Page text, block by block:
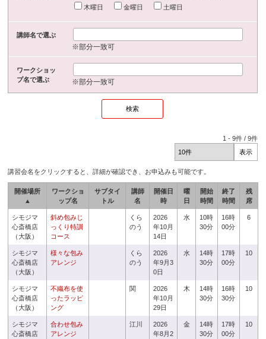
木曜日
金曜日 土曜日
講師名で選ぶ
※部分一致可
ワークショッ
プ名で選ぶ
※部分一致可
1 -9件 /9件
講習会名をクリックすると、詳細が確認でき、お申込みも可能です。
開催場所
▲
ワークショ
ップ名
サブタイ
トル
講師
名
開催日
時
曜
日
開始
時間
終了
時間
残
席
シモジマ
心斎橋店
（大阪）
斜め包みじ
っくり特訓
コース
くら
のう
2026
年10月
14日
水
10時
30分
16時
00分
6
シモジマ
心斎橋店
（大阪）
様々な包み
アレンジ
くら
のう
2026
年9月3
0日
水
14時
30分
17時
00分
10
シモジマ
心斎橋店
（大阪）
不織布を使
ったラッピ
ング
関
2026
年10月
29日
木
14時
30分
16時
30分
10
シモジマ
心斎橋店
合わせ包み
アレンジ
江川
2026
年8月2
金
14時
30分
17時
00分
10